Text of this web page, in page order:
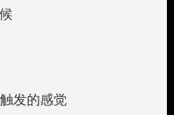
发的感觉